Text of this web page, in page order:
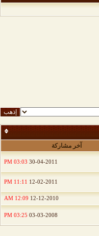
آخر مشاركة
30-04-2011
03:03 PM
12-02-2011
11:11 PM
12-12-2010
12:09 AM
03-03-2008
03:25 PM